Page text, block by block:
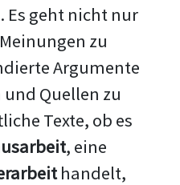
Es geht nicht nur
zu
Argumente
und Quellen zu
Texte, ob es
, eine
handelt,